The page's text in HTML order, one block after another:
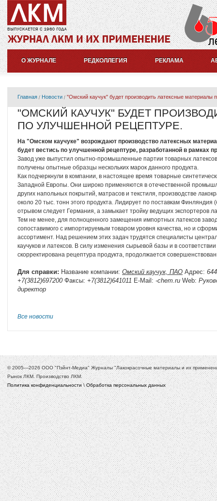
О ЖУРНАЛЕ РЕДКОЛЛЕГИЯ РЕКЛАМА
Главная Новости "Омский каучук" будет производить латексные материалы
"ОМСКИЙ КАУЧУК" БУДЕТ
ПО УЛУЧШЕННОЙ РЕЦЕПТУРЕ.
На "Омском каучуке" возрождают производство латексных
будет вестись по улучшенной рецептуре, разработанной в рамках
Завод уже выпустил опытно-промышленные партии товарных
получены опытные образцы нескольких марок данного продукта.
Как подчеркнули в компании, в настоящее время товарные
Западной Европы. Они широко применяются в отечественной
других напольных покрытий, матрасов и текстиля, производстве
около 20 тыс. тонн этого продукта. Лидирует по поставкам
отрывом следует Германия, а замыкает тройку ведущих экспортеров
Тем не менее, для полноценного замещения импортных латексов
сопоставимого с импортируемым товаром уровня качества, но и
ассортимент. Над решением этих задач трудятся специалисты
каучуков и латексов. В силу изменения сырьевой базы и в
скорректирована рецептура продукта, продолжается
Для справки: Название компании: Омский каучук, ПАО Адрес:
+7(3812)697200 Факсы: +7(3812)641011 E-Mail: -chem.ru Web:
директор
Все новости
© 2005—2026 ООО "Пэйнт-Медиа" Журналы "Лакокрасочные материалы и их
Рынок ЛКМ. Производство ЛКМ.
Политика конфиденциальности \Обработка персональных данных